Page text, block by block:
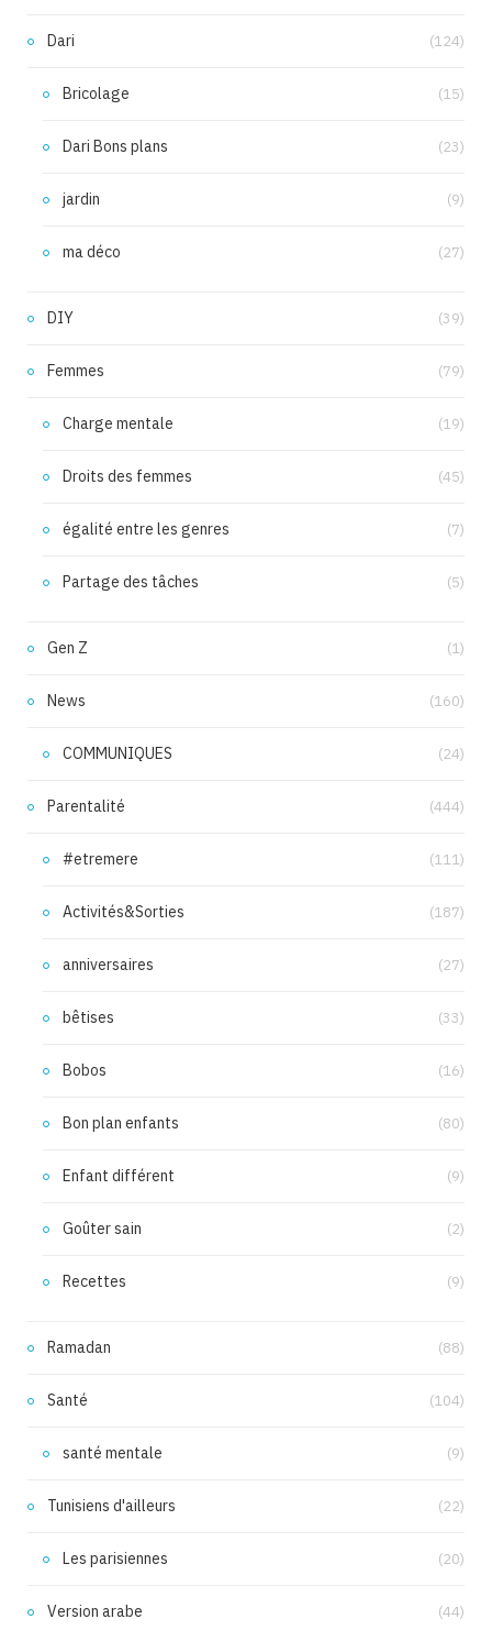
Dari (124)
Bricolage (15)
Dari Bons plans (23)
jardin (9)
ma déco (27)
DIY (39)
Femmes (79)
Charge mentale (19)
Droits des femmes (45)
égalité entre les genres (7)
Partage des tâches (5)
Gen Z (1)
News (160)
COMMUNIQUES (24)
Parentalité (444)
#etremere (111)
Activités&Sorties (187)
anniversaires (27)
bêtises (33)
Bobos (16)
Bon plan enfants (80)
Enfant différent (9)
Goûter sain (2)
Recettes (9)
Ramadan (88)
Santé (104)
santé mentale (9)
Tunisiens d'ailleurs (22)
Les parisiennes (20)
Version arabe (44)